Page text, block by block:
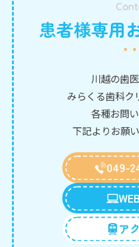
患者様専用
川越の歯
みらくる歯科ク
各種お問
下記よりお願
049-
ア